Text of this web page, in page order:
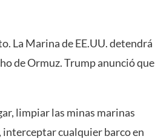
La Marina de EE.UU. detendrá
de Ormuz. Trump anunció que
limpiar las minas marinas
interceptar cualquier barco en